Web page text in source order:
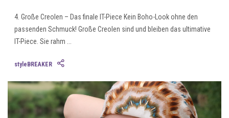
4. Große Creolen – Das finale IT-Piece Kein Boho-Look ohne den
passenden Schmuck! Große Creolen sind und bleiben das ultimative
IT-Piece. Sie rahm ...
styleBREAKER